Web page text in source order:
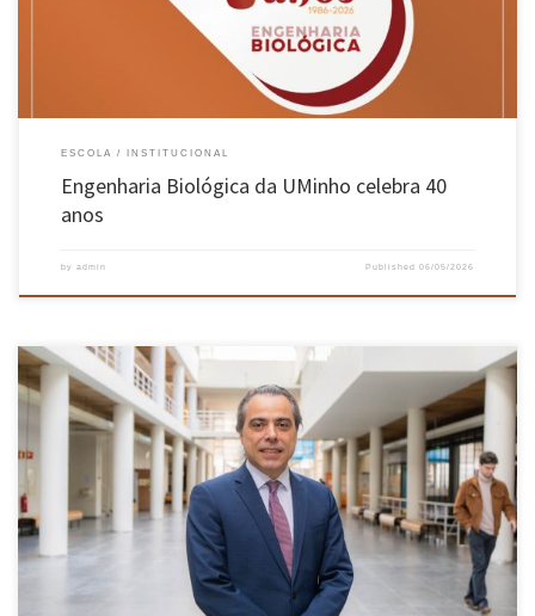
ESCOLA INSTITUCIONAL
Engenharia Biológica da UMinho celebra 40
anos
by admin Published06/05/2026
Ciclo de entrevistas aos membros do novo Conselho Consultivo da Escola de Engenharia.
Nesta edição entrevistamos o Dr. Ricardo Araújo, Presidente da Câmara Municipal de
Guimarães. O Conselho Consultivo da Escola de Engenharia da Universidade do Minho
(EEUM) é o órgão de aconselhamento dos órgãos de governo da Escola para […]